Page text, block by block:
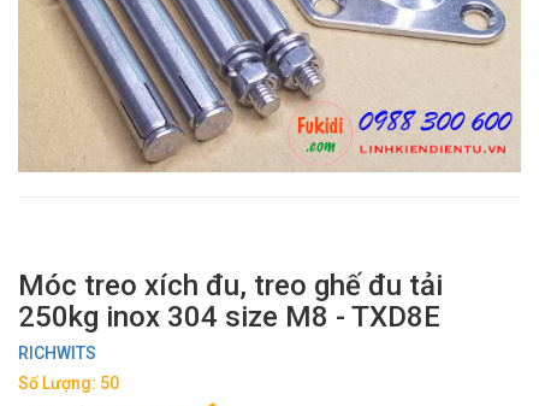
Móc treo xích đu, treo ghế đu tải
250kg inox 304 size M8 - TXD8E
RICHWITS
Số Lượng: 50